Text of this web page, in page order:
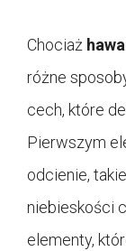
Chociaż
różne
cech, które
Pierwszym
odcienie,
niebieskości
elementy,